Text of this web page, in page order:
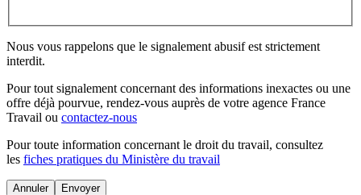
Nous vous rappelons que le signalement abusif est strictement
interdit.
Pour tout signalement concernant des informations inexactes ou une
offre déjà pourvue, rendez-vous auprès de votre agence France
Travail ou contactez-nous
Pour toute information concernant le droit du travail, consultez
les fiches pratiques du Ministère du travail
Annuler